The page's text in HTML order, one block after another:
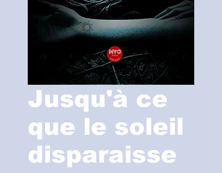
Jusqu'à ce
que le soleil
disparaisse